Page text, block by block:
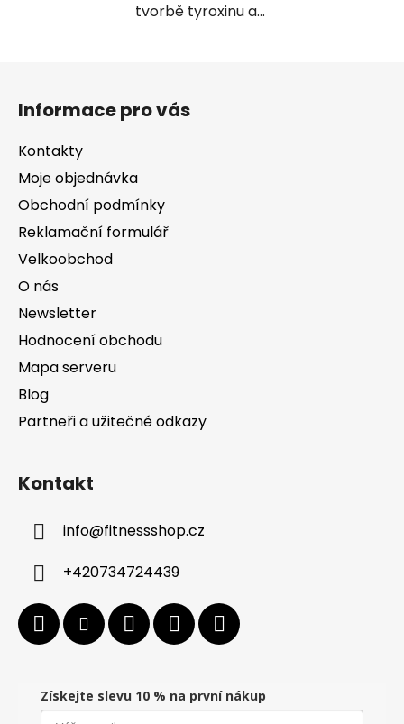
tvorbě tyroxinu a...
Informace pro vás
Kontakty
Moje objednávka
Obchodní podmínky
Reklamační formulář
Velkoobchod
O nás
Newsletter
Hodnocení obchodu
Mapa serveru
Blog
Partneři a užitečné odkazy
Kontakt
info@fitnessshop.cz
+420734724439
Získejte slevu 10 % na první nákup